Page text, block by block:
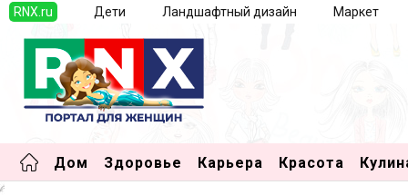
RNX.ru Дети Ландшафтный дизайн Маркет
Дом Здоровье Карьера Красота